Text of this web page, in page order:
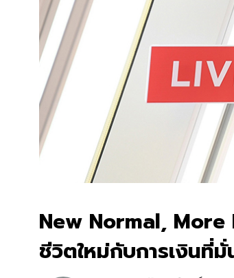
New Normal,
ชีวิตใหม่กับการเงินที่